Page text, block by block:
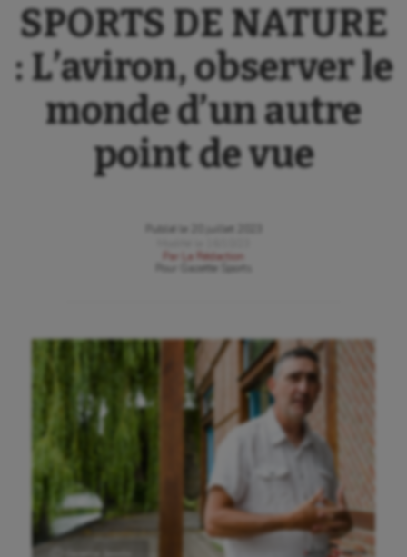
SPORTS DE NATURE
: L’aviron, observer le
monde d’un autre
point de vue
Publié le
20 juillet 2023
Par
La Rédaction
Gazette Sports